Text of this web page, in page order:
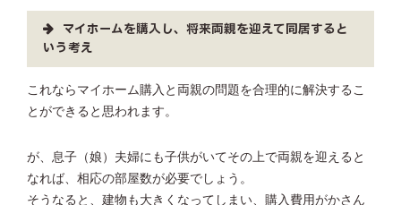
マイホームを購入し、将来両親を迎えて同居すると
いう考え
これならマイホーム購入と両親の問題を合理的に解決するこ
とができると思われます。
が、息子（娘）夫婦にも子供がいてその上で両親を迎えると
なれば、相応の部屋数が必要でしょう。
そうなると、建物も大きくなってしまい、購入費用がかさん